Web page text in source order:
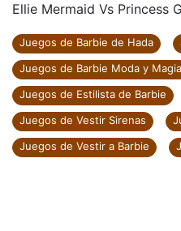
Ellie Mermaid Vs Princess
Juegos de Barbie de Hada
Juegos de Barbie Moda y Magia
Juegos de Estilista de Barbie
Juegos de Vestir Sirenas
Juegos de Vestir a Barbie